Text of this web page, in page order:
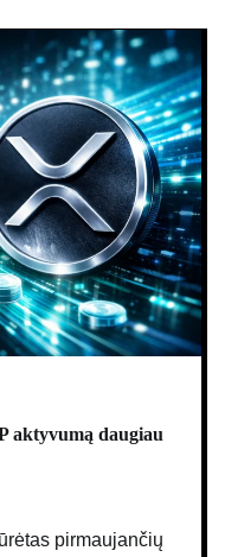
aktyvumą daugiau
pirmaujančių